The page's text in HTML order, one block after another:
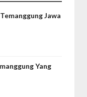
Jawa
Yang